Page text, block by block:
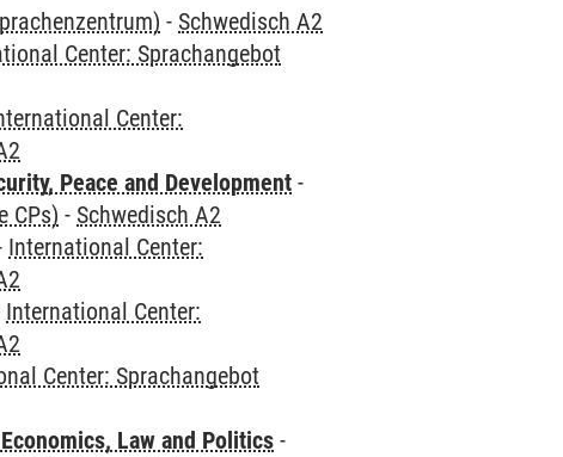
- Schwedisch A2
Center: Sprachangebot
Center:
Peace and Development -
CPs) - Schwedisch A2
International Center:
International Center:
Center: Sprachangebot
Law and Politics -